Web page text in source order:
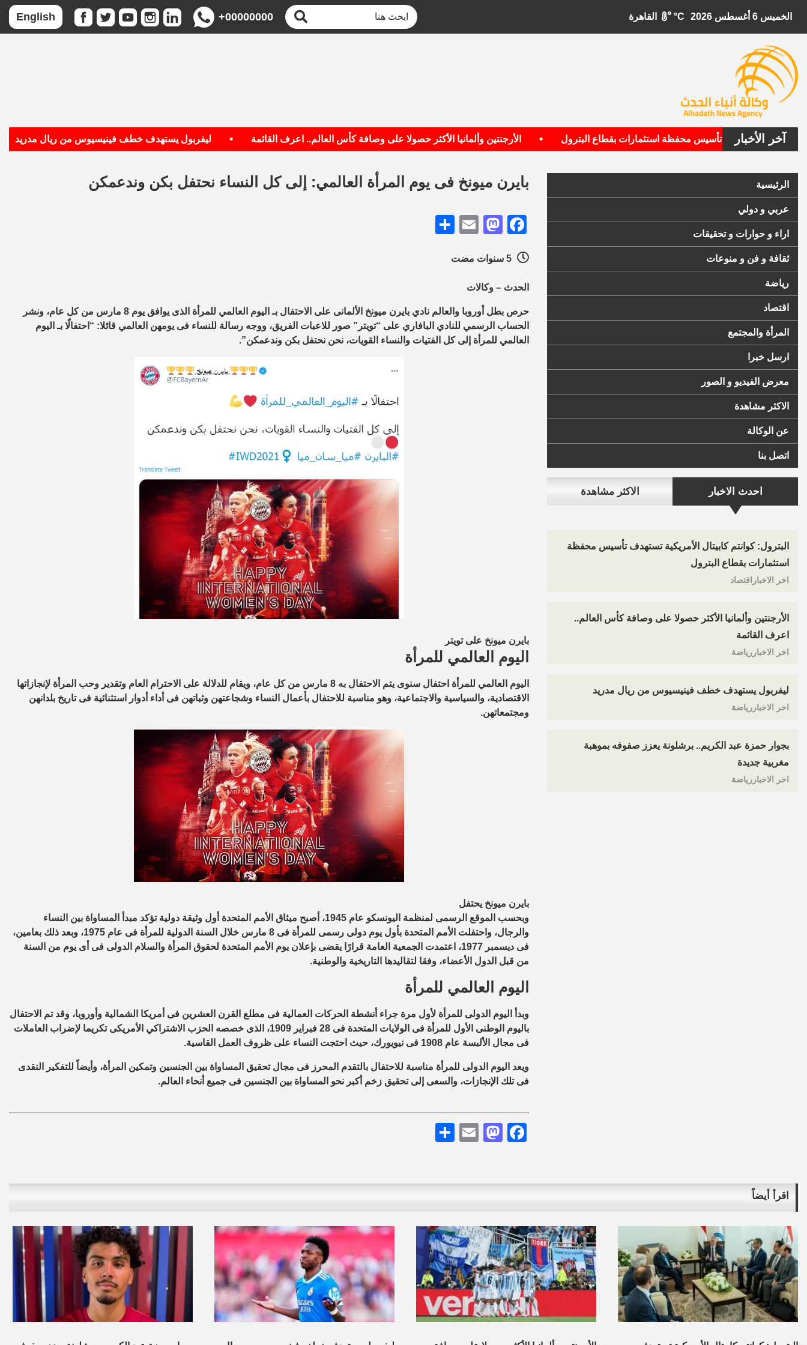
الخميس 6 أغسطس 2026 °C
+00000000
English
آخر الأخبار
تستهدف تأسيس محفظة استثمارات بقطاع البترول • الأرجنتين وألمانيا الأكثر حصولا على وصافة كأس العالم.. اعرف القائمة • ليفربول يستهدف خطف فينيسيوس من ريال مدريد •
الرئيسية
عربي و دولي
اراء و حوارات و تحقيقات
ثقافة و فن و منوعات
رياضة
اقتصاد
المرأة والمجتمع
ارسل خبرا
معرض الفيديو و الصور
الاكثر مشاهدة
عن الوكالة
اتصل بنا
احدث الاخبار الاكثر مشاهدة
البترول: كوانتم كابيتال الأمريكية تستهدف تأسيس محفظة
استثمارات بقطاع البترول
اخر الاخباراقتصاد
الأرجنتين وألمانيا الأكثر حصولا على وصافة كأس العالم..
اعرف القائمة
اخر الاخباررياضة
ليفربول يستهدف خطف فينيسيوس من ريال مدريد
اخر الاخباررياضة
بجوار حمزة عبد الكريم.. برشلونة يعزز صفوفه بموهبة
مغربية جديدة
اخر الاخباررياضة
بايرن ميونخ فى يوم المرأة العالمي: إلى كل النساء نحتفل بكن وندعمكن
Facebook
Mastodon
Email
الحدث – وكالات
حرص بطل أوروبا والعالم نادي بايرن ميونخ الألمانى على الاحتفال بـ اليوم العالمي للمرأة الذى يوافق يوم 8 مارس من كل عام، ونشر
الحساب الرسمي للنادي البافاري على “تويتر” صور للاعبات الفريق، ووجه رسالة للنساء فى يومهن العالمي قائلا: “احتفالًا بـ اليوم
العالمي للمرأة إلى كل الفتيات والنساء القويات، نحن نحتفل بكن وندعمكن”.
بايرن ميونخ على تويتر
اليوم العالمي للمرأة
اليوم العالمي للمرأة
احتفال سنوى يتم الاحتفال به 8 مارس من كل عام، ويقام للدلالة على الاحترام العام وتقدير وحب المرأة لإنجازاتها
الاقتصادية، والسياسية والاجتماعية، وهو مناسبة للاحتفال بأعمال النساء وشجاعتهن وثباتهن فى أداء أدوار استثنائية فى تاريخ بلدانهن
ومجتمعاتهن.
بايرن ميونخ يحتفل
وبحسب الموقع الرسمى لمنظمة اليونسكو عام 1945، أصبح ميثاق الأمم المتحدة أول وثيقة دولية تؤكد مبدأ المساواة بين النساء
والرجال، واحتفلت الأمم المتحدة بأول يوم دولى رسمى للمرأة فى 8 مارس خلال السنة الدولية للمرأة فى عام 1975، وبعد ذلك بعامين،
فى ديسمبر 1977، اعتمدت الجمعية العامة قرارًا يقضى بإعلان يوم الأمم المتحدة لحقوق المرأة والسلام الدولى فى أى يوم من السنة
من قبل الدول الأعضاء، وفقا لتقاليدها التاريخية والوطنية.
اليوم العالمي للمرأة
وبدأ اليوم الدولى للمرأة لأول مرة جراء أنشطة الحركات العمالية فى مطلع القرن العشرين فى أمريكا الشمالية وأوروبا، وقد تم الاحتفال
باليوم الوطنى الأول للمرأة فى الولايات المتحدة فى 28 فبراير 1909، الذى خصصه الحزب الاشتراكي الأمريكى تكريما لإضراب العاملات
فى مجال الألبسة عام 1908 فى نيويورك، حيث احتجت النساء على ظروف العمل القاسية.
ويعد اليوم الدولى للمرأة مناسبة للاحتفال بالتقدم المحرز فى مجال تحقيق المساواة بين الجنسين وتمكين المرأة، وأيضاً للتفكير النقدى
فى تلك الإنجازات، والسعى إلى تحقيق زخم أكبر نحو المساواة بين الجنسين فى جميع أنحاء العالم.
Facebook
Mastodon
Email
اقرأ أيضاً